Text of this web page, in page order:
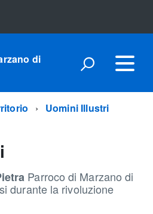
di
Uomini Illustri
Parroco di Marzano di
durante la rivoluzione